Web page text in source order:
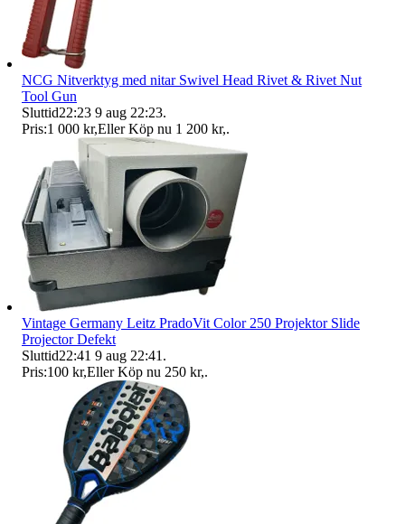
NCG Nitverktyg med nitar Swivel Head Rivet & Rivet Nut
Tool Gun
Sluttid22:23 9 aug 22:23.
Pris:1 000 kr,Eller Köp nu 1 200 kr,.
Vintage Germany Leitz PradoVit Color 250 Projektor Slide
Projector Defekt
Sluttid22:41 9 aug 22:41 .
Pris:100 kr,Eller Köp nu 250 kr,.